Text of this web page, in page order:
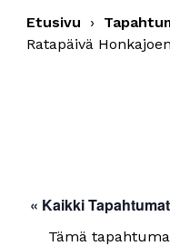
Etusivu ›
Ratapäivä
« Kaikki Tapahtumat
Tämä